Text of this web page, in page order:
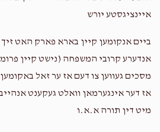
איינציגסטע יורש
ביים אנקומען קיין בארא פארק האט
אנדערע קרובי המשפחה (נישט קיין
מסכים געווען צו דעם אז ער זאל
אז דער אינגערמאן וואלט געקענט
מיט דין תורה א.א.ו